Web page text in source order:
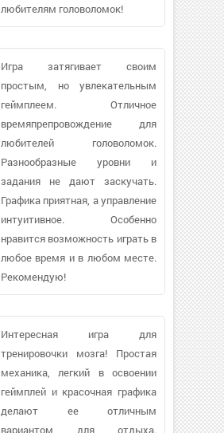
любителям головоломок!
Игра затягивает своим
простым, но увлекательным
геймплеем. Отличное
времяпрепровождение для
любителей головоломок.
Разнообразные уровни и
задания не дают заскучать.
Графика приятная, а управление
интуитивное. Особенно
нравится возможность играть в
любое время и в любом месте.
Рекомендую!
Интересная игра для
тренировочки мозга! Простая
механика, легкий в освоении
геймплей и красочная графика
делают ее отличным
вариантом для отдыха.